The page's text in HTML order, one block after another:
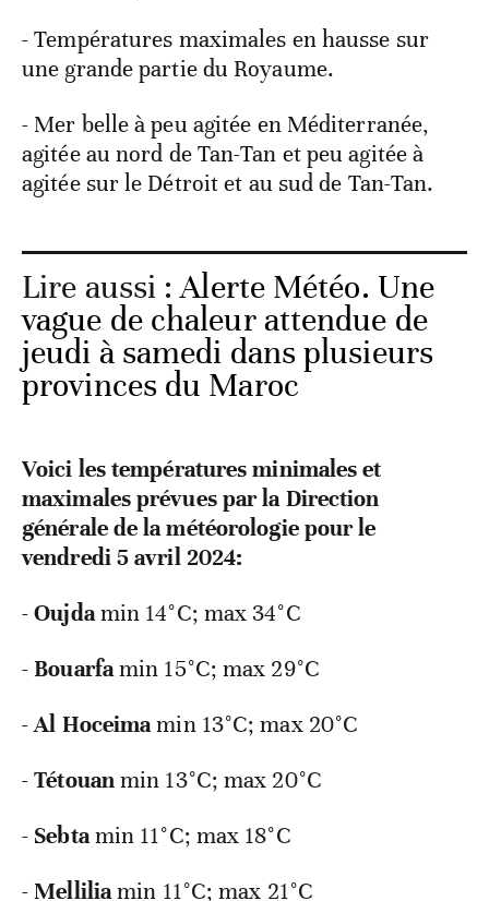
- Températures maximales en hausse sur
une grande partie du Royaume.
- Mer belle à peu agitée en Méditerranée,
agitée au nord de Tan-Tan et peu agitée à
agitée sur le Détroit et au sud de Tan-Tan.
Lire aussi :Alerte Météo. Une
vague de chaleur attendue de
jeudi à samedi dans plusieurs
provinces du Maroc
Voici les températures minimales et
maximales prévues par la Direction
générale de la météorologie pour le
vendredi 5 avril 2024:
-Oujdamin 14°C; max 34°C
-Bouarfamin 15°C; max 29°C
-Al Hoceimamin 13°C; max 20°C
-Tétouanmin 13°C; max 20°C
- Sebtamin 11°C; max 18°C
-Melliliamin 11°C; max 21°C